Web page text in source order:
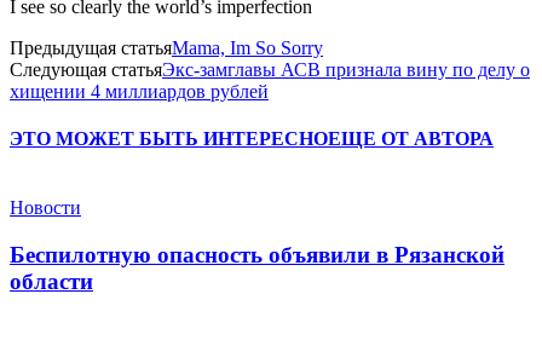
I see so clearly the world’s imperfection
Предыдущая статьяMama, Im So Sorry
Следующая статьяЭкс-замглавы АСВ признала вину по делу о
хищении 4 миллиардов рублей
ЭТО МОЖЕТ БЫТЬ ИНТЕРЕСНОЕЩЕ ОТ АВТОРА
Новости
Беспилотную опасность объявили в Рязанской
области